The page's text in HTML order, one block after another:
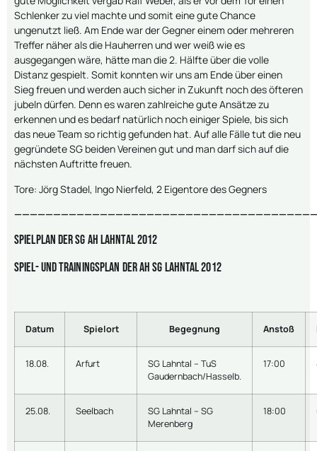
Schlenker zu viel machte und somit eine gute Chance
ungenutzt ließ. Am Ende war der Gegner einem oder mehreren
Treffer näher als die Hauherren und wer weiß wie es
ausgegangen wäre, hätte man die 2. Hälfte über die volle
Distanz gespielt. Somit konnten wir uns am Ende über einen
Sieg freuen und werden auch sicher in Zukunft noch des öfteren
jubeln dürfen. Denn es waren zahlreiche gute Ansätze zu
erkennen und es bedarf natürlich noch einiger Spiele, bis sich
das neue Team so richtig gefunden hat. Auf alle Fälle tut die neu
gegründete SG beiden Vereinen gut und man darf sich auf die
nächsten Auftritte freuen.
Tore: Jörg Stadel, Ingo Nierfeld, 2 Eigentore des Gegners
Spielplan der SG AH Lahntal 2012
Spiel- und Trainingsplan der AH SG Lahntal 2012
Datum Spielort Begegnung Anstoß
18.08. Arfurt
SG Lahntal – TuS
Gaudernbach/Hasselb.
17:00
25.08. Seelbach
SG Lahntal – SG
Merenberg
18:00